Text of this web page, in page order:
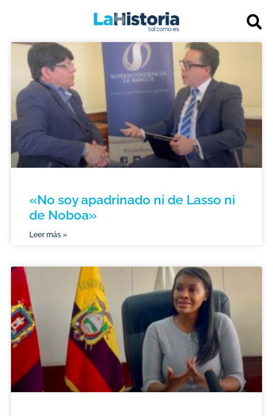
«No soy apadrinado ni de Lasso ni
de Noboa»
Leer más »